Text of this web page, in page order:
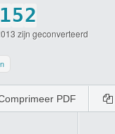
15
6
8
9
2
3
5
6
zijn geconverteerd
PDF